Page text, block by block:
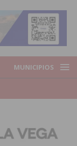
MUNICIPIOS